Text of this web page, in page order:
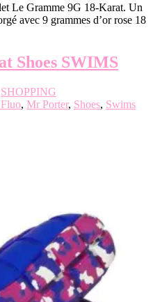
Le Gramme 9G 18-Karat. Un
avec 9 grammes d’or rose 18
Shoes SWIMS
SHOPPING
, Mr Porter, Shoes, Swims